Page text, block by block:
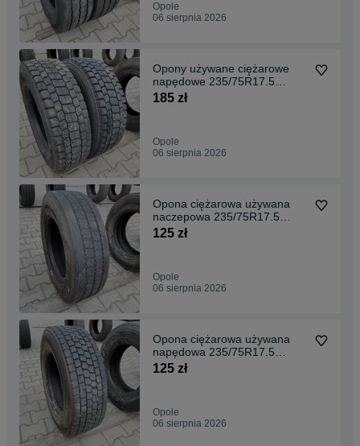
Opole
06 sierpnia 2026
Opony używane ciężarowe
napędowe 235/75R17.5
BRIDGESTONE M729 / 9-
185 zł
Opole
06 sierpnia 2026
Opona ciężarowa używana
naczepowa 235/75R17.5
AEOLUS NEO ALLROADS T2
125 zł
Opole
06 sierpnia 2026
Opona ciężarowa używana
napędowa 235/75R17.5
NOKIAN TYRES E-TRUCK
125 zł
Opole
06 sierpnia 2026